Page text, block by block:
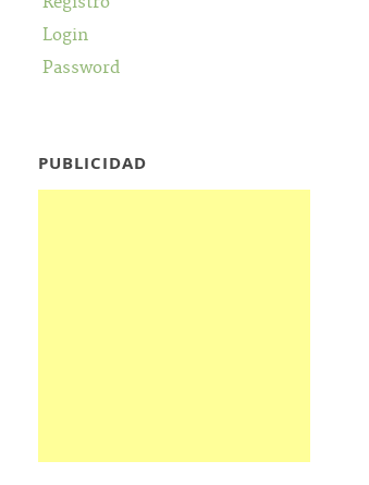
Login
Password
PUBLICIDAD